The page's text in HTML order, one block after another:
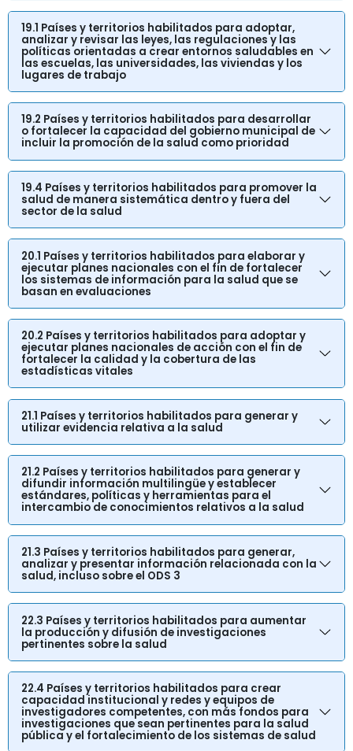
19.1 Países y territorios habilitados para adoptar,
analizar y revisar las leyes, las regulaciones y las
políticas orientadas a crear entornos saludables en
las escuelas, las universidades, las viviendas y los
lugares de trabajo
19.2 Países y territorios habilitados para desarrollar
o fortalecer la capacidad del gobierno municipal de
incluir la promoción de la salud como prioridad
19.4 Países y territorios habilitados para promover la
salud de manera sistemática dentro y fuera del
sector de la salud
20.1 Países y territorios habilitados para elaborar y
ejecutar planes nacionales con el fin de fortalecer
los sistemas de información para la salud que se
basan en evaluaciones
20.2 Países y territorios habilitados para adoptar y
ejecutar planes nacionales de acción con el fin de
fortalecer la calidad y la cobertura de las
estadísticas vitales
21.1 Países y territorios habilitados para generar y
utilizar evidencia relativa a la salud
21.2 Países y territorios habilitados para generar y
difundir información multilingüe y establecer
estándares, políticas y herramientas para el
intercambio de conocimientos relativos a la salud
21.3 Países y territorios habilitados para generar,
analizar y presentar información relacionada con la
salud, incluso sobre el ODS 3
22.3 Países y territorios habilitados para aumentar
la producción y difusión de investigaciones
pertinentes sobre la salud
22.4 Países y territorios habilitados para crear
capacidad institucional y redes y equipos de
investigadores competentes, con más fondos para
investigaciones que sean pertinentes para la salud
pública y el fortalecimiento de los sistemas de salud